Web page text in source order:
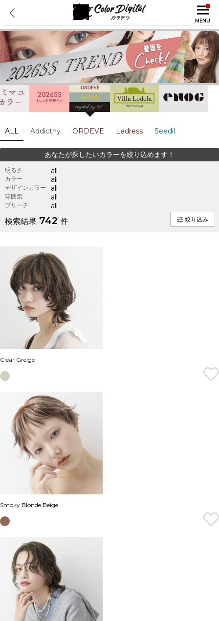
MENU
ALL Addicthy ORDEVE Ledress Seedil
あなたが探したいカラーを絞り込めます！
明るさ all
カラー all
デザインカラー all
雰囲気 all
ブリーチ all
検索結果 742 件 絞り込み
Clear Greige
Smoky Blonde Beige